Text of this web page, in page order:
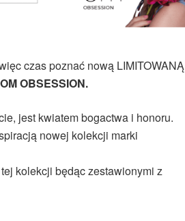
czas poznać nową LIMITOWANĄ
OBSESSION.
jest kwiatem bogactwa i honoru.
nowej kolekcji marki
kolekcji będąc zestawionymi z